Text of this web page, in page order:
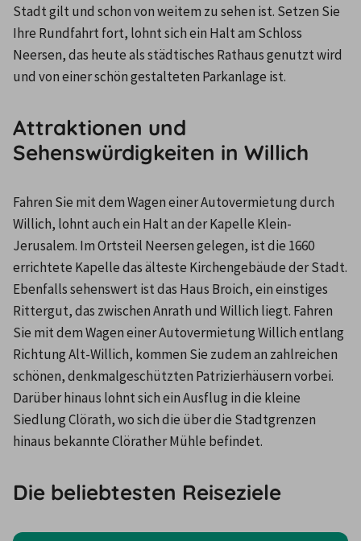
Stadt gilt und schon von weitem zu sehen ist. Setzen Sie
Ihre Rundfahrt fort, lohnt sich ein Halt am Schloss
Neersen, das heute als städtisches Rathaus genutzt wird
und von einer schön gestalteten Parkanlage ist.
Attraktionen und
Sehenswürdigkeiten in Willich
Fahren Sie mit dem Wagen einer Autovermietung durch
Willich, lohnt auch ein Halt an der Kapelle Klein-
Jerusalem. Im Ortsteil Neersen gelegen, ist die 1660
errichtete Kapelle das älteste Kirchengebäude der Stadt.
Ebenfalls sehenswert ist das Haus Broich, ein einstiges
Rittergut, das zwischen Anrath und Willich liegt. Fahren
Sie mit dem Wagen einer Autovermietung Willich entlang
Richtung Alt-Willich, kommen Sie zudem an zahlreichen
schönen, denkmalgeschützten Patrizierhäusern vorbei.
Darüber hinaus lohnt sich ein Ausflug in die kleine
Siedlung Clörath, wo sich die über die Stadtgrenzen
hinaus bekannte Clörather Mühle befindet.
Die beliebtesten Reiseziele